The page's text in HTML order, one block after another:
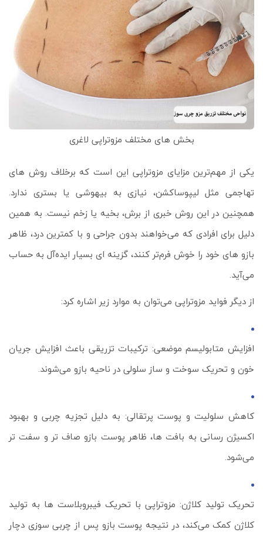
بخش های مختلف مزوتراپی لاغری
یکی از مهم‌ترین مزایای مزوتراپی این است که برخلاف روش‌ های
تهاجمی مثل لیپوساکشن، نیازی به بیهوشی یا بستری ندارد.
همچنین در این روش خبری از برش، بخیه یا زخم نیست. به همین
دلیل برای افرادی که می‌خواهند بدون جراحی و با کمترین درد، ظاهر
بازو های خود را خوش‌ فرم‌تر کنند، گزینه‌ ای بسیار ایده‌آل به حساب
می‌آید.
از دیگر فواید مزوتراپی می‌توان به موارد زیر اشاره کرد:
افزایش متابولیسم موضعی: ترکیبات تزریقی باعث افزایش جریان
خون و تحریک سوخت‌ و ساز سلولی در ناحیه بازو می‌شوند.
کاهش سلولیت و پوست پرتقالی: به دلیل تجزیه چربی و بهبود
اکسیژن‌ رسانی به بافت‌ ها، ظاهر پوست بازو صاف‌ تر و سفت‌ تر
می‌شود.
تحریک تولید کلاژن: مزوتراپی با تحریک فیبروبلاست‌ ها به تولید
کلاژن کمک می‌کند، در نتیجه پوست بازو پس از چربی‌ سوزی دچار